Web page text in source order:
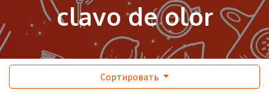
clavo de olor
Сортировать